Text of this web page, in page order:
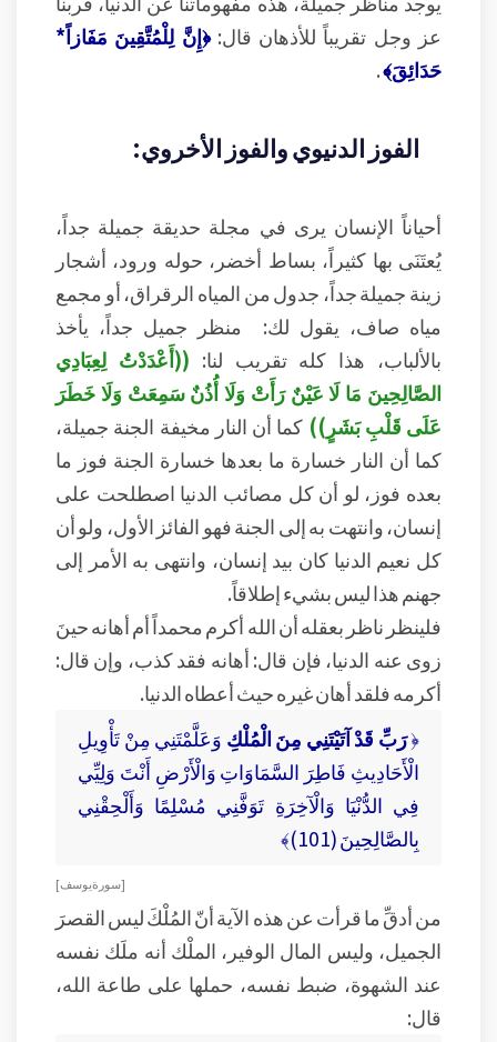
عز وجل تقريباً للأذهان قال:﴿إِنَّ لِلْمُتَّقِينَ مَفَازاً*
حَدَائِقَ﴾.
الفوز الدنيوي والفوز الأخروي:
أحياناً الإنسان يرى في مجلة حديقة جميلة جداً،
يُعتَنَى بها كثيراً، بساط أخضر، حوله ورود، أشجار
زينة جميلة جداً، جدول من المياه الرقراق، أو مجمع
مياه صاف، يقول لك: منظر جميل جداً، يأخذ
بالألباب، هذا كله تقريب لنا: ((أَعْدَدْتُ لِعِبَادِي
الصَّالِحِينَ مَا لَا عَيْنٌ رَأَتْ وَلَا أُذُنٌ سَمِعَتْ وَلَا خَطَرَ
عَلَى قَلْبِ بَشَرٍ)) كما أن النار مخيفة الجنة جميلة،
كما أن النار خسارة ما بعدها خسارة الجنة فوز ما
بعده فوز، لو أن كل مصائب الدنيا اصطلحت على
إنسان، وانتهت به إلى الجنة فهو الفائز الأول، ولو أن
كل نعيم الدنيا كان بيد إنسان، وانتهى به الأمر إلى
جهنم هذا ليس بشيء إطلاقاً.
فلينظر ناظر بعقله أن الله أكرم محمداً أم أهانه حينَ
زوى عنه الدنيا، فإن قال: أهانه فقد كذب، وإن قال:
أكرمه فلقد أهان غيره حيث أعطاه الدنيا.
﴿رَبِّ قَدْ آتَيْتَنِي مِنَ الْمُلْكِ وَعَلَّمْتَنِي مِنْ تَأْوِيلِ
الْأَحَادِيثِ فَاطِرَ السَّمَاوَاتِ وَالْأَرْضِ أَنْتَ وَلِيِّي
فِي الدُّنْيَا وَالْآخِرَةِ تَوَفَّنِي مُسْلِمًا وَأَلْحِقْنِي
بِالصَّالِحِينَ (101)﴾
[ سورة يوسف ]
من أدقِّ ما قرأت عن هذه الآية أنّ المُلْكَ ليس القصرَ
الجميل، وليس المال الوفير، الملْك أنه ملَك نفسه
عند الشهوة، ضبط نفسه، حملها على طاعة الله،
قال: